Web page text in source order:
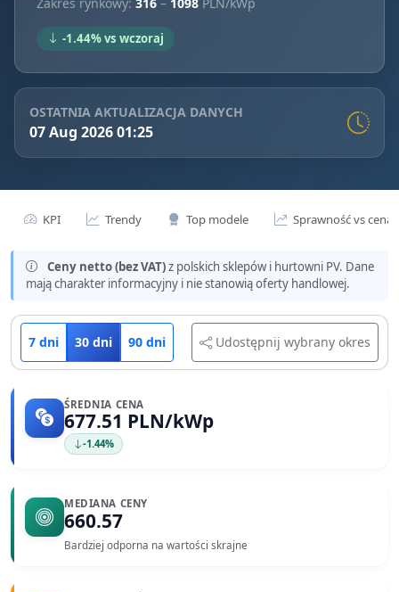
-1.44% vs wczoraj
OSTATNIA AKTUALIZACJA DANYCH
07 Aug 2026 01:25
KPI Trendy Top modele Sprawność vs cena
Ceny netto (bez VAT)z polskich sklepów i hurtowni PV. Dane
mają charakter informacyjny i nie stanowią oferty handlowej.
7 dni 30 dni 90 dni Udostępnij wybrany okres
ŚREDNIA CENA
677.51 PLN/kWp
-1.44%
MEDIANA CENY
660.57
Bardziej odporna na wartości skrajne